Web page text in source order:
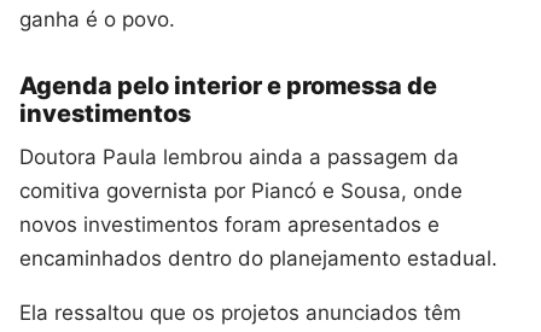
ganha é o povo.
Agenda pelo interior e promessa de
investimentos
Doutora Paula lembrou ainda a passagem da
comitiva governista por Piancó e Sousa, onde
novos investimentos foram apresentados e
encaminhados dentro do planejamento estadual.
Ela ressaltou que os projetos anunciados têm